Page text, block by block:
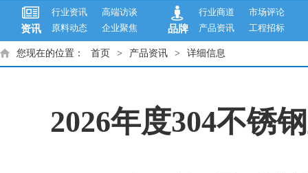
资讯
行业资讯
高端访谈
原料动态
企业聚焦 品牌
行业商道
市场评论
产品资讯
工程招标
您现在的位置： 首页 > 产品资讯 > 详细信息
2026年度304不锈